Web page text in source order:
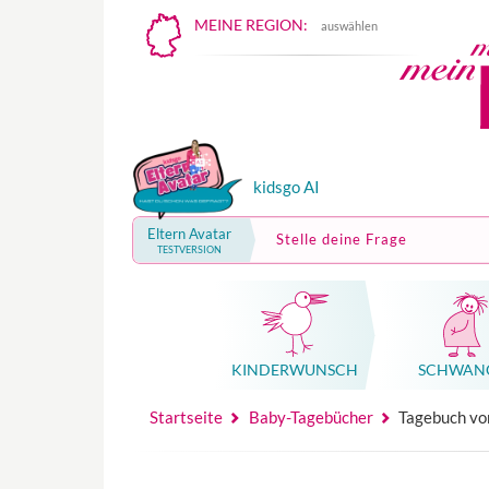
MEINE REGION: auswählen
kidsgo AI
Eltern Avatar
TESTVERSION
Stelle deine Frage
KINDER­WUNSCH
Startseite Baby-Tagebücher Tagebuch